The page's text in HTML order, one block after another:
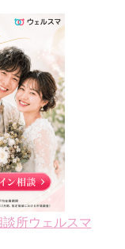
所ウェルスマ